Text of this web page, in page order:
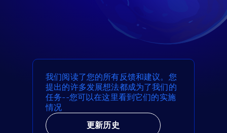
我们阅读了您的所有反馈和建议。您
提出的许多发展想法都成为了我们的
任务--您可以在这里看到它们的实施
情况
更新历史